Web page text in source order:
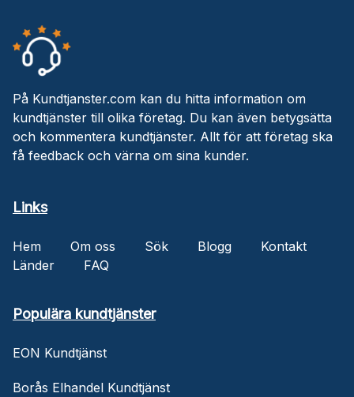
På Kundtjanster.com kan du hitta information om
kundtjänster till olika företag. Du kan även betygsätta
och kommentera kundtjänster. Allt för att företag ska
få feedback och värna om sina kunder.
Links
Hem Om oss Sök Blogg
Kontakt
Länder
FAQ
Populära kundtjänster
EON Kundtjänst
Borås Elhandel Kundtjänst